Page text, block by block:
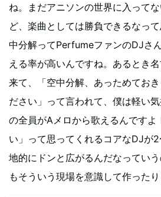
ね。まだアニソンの世界に入って
ど、楽曲としては勝負できるなっ
中分解ってPerfumeファンのDJさ
える率が高いんですね。あるとき
来て、「空中分解、あっためてお
ださい」って言われて、僕は軽い
の全員がAメロから歌えるんですよ
い」って思ってくれるコアなDJが
地的にドンと広がるんだなってい
もそういう現場を意識して作ったり